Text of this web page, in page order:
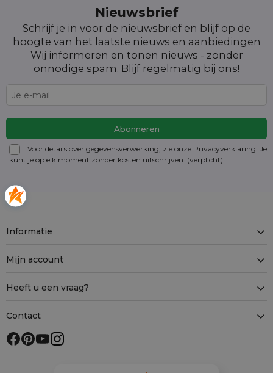
Nieuwsbrief
Schrijf je in voor de nieuwsbrief en blijf op de
hoogte van het laatste nieuws en aanbiedingen
Wij informeren en tonen nieuws - zonder
onnodige spam. Blijf regelmatig bij ons!
Voor details over gegevensverwerking, zie onze Privacyverklaring. Je
kunt je op elk moment zonder kosten uitschrijven . (verplicht)
Informatie
Mijn account
Heeft u een vraag?
Contact